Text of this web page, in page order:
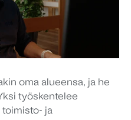
oma alueensa, ja he
työskentelee
toimisto- ja